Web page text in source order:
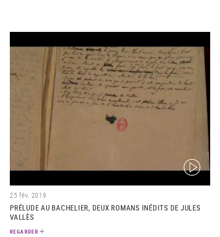
(video)
25 fév. 2019
PRÉLUDE AU BACHELIER, DEUX ROMANS INÉDITS DE JULES
VALLÈS
REGARDER